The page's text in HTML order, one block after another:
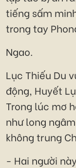
tiếng sấm
trong tay
Ngao.
Lục Thiếu Du
động, Huyết
Trong lúc mơ
như long
không trung
- Hai người